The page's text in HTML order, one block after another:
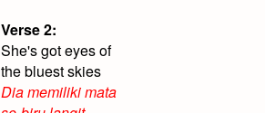
Verse 2:
She's got eyes of
the bluest skies
Dia memiliki mata